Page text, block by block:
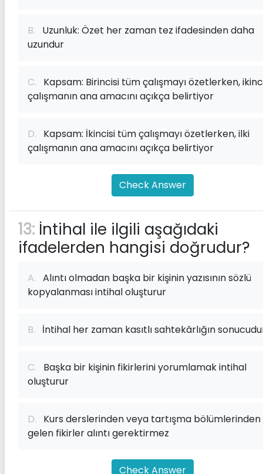
B. Uzunluk: Özet her zaman tez ifadesinden daha
uzundur
C. Kapsam: Birincisi tüm çalışmayı özetlerken,
çalışmanın ana amacını açıkça belirtiyor
D. Kapsam: İkincisi tüm çalışmayı özetlerken, ilki
çalışmanın ana amacını açıkça belirtiyor
Check Answer
13: İntihal ile ilgili aşağıdaki
ifadelerden hangisi doğrudur?
A. Alıntı olmadan başka bir kişinin yazısının sözlü
kopyalanması intihal oluşturur
B. İntihal her zaman kasıtlı sahtekârlığın
C. Başka bir kişinin fikirlerini yorumlamak intihal
oluşturur
D. Kurs derslerinden veya tartışma bölümlerinden
gelen fikirler alıntı gerektirmez
Check Answer